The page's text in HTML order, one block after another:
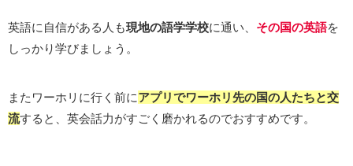
英語に自信がある人も現地の語学学校に通い、 その国の英語を
しっかり学びましょう。
またワーホリに行く前にアプリでワーホリ先の国の人たちと交
流すると、英会話力がすごく磨かれるのでおすすめです。